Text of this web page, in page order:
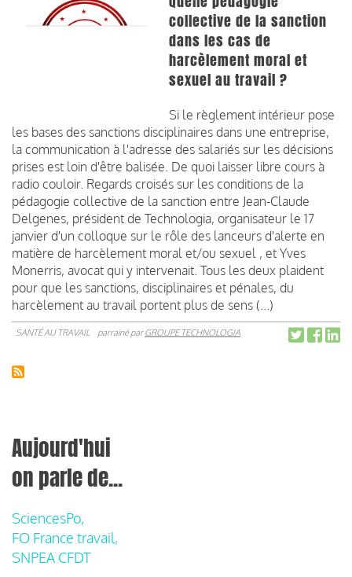
collective de la sanction
dans les cas de
harcèlement moral et
sexuel au travail ?
Si le règlement intérieur pose
les bases des sanctions disciplinaires dans une entreprise,
la communication à l'adresse des salariés sur les décisions
prises est loin d'être balisée. De quoi laisser libre cours à
radio couloir. Regards croisés sur les conditions de la
pédagogie collective de la sanction entre Jean-Claude
Delgenes, président de Technologia, organisateur le 17
janvier d'un colloque sur le rôle des lanceurs d'alerte en
matière de harcèlement moral et/ou sexuel , et Yves
Monerris, avocat qui y intervenait. Tous les deux plaident
pour que les sanctions, disciplinaires et pénales, du
harcèlement au travail portent plus de sens (...)
SANTÉ AU TRAVAIL parrainé parGROUPE TECHNOLOGIA
Aujourd'hui
on parle de...
SciencesPo,
FO France travail,
SNPEA CFDT